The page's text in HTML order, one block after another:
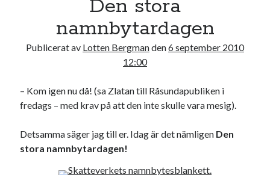
20 21 22 23
26 27 28 29 30
31
Den stora
namnbytardagen
Publicerat av Lotten Bergmanden6 september 2010
12:00
– Kom igen nu då! (sa Zlatan till Råsundapubliken i
fredags – med krav på att den inte skulle vara mesig).
Detsamma säger jag till er. Idag är det nämligen Den
stora namnbytardagen!